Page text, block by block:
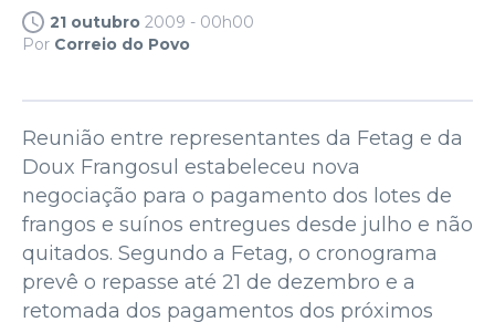
21 outubro 2009 - 00h00
Por Correio do Povo
Reunião entre representantes da Fetag e da
Doux Frangosul estabeleceu nova
negociação para o pagamento dos lotes de
frangos e suínos entregues desde julho e não
quitados. Segundo a Fetag, o cronograma
prevê o repasse até 21 de dezembro e a
retomada dos pagamentos dos próximos